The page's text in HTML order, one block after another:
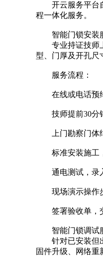
开云服务平台
程一体化服务。
智能门锁安装
专业持证技师
型、门厚及开孔尺
服务流程：
在线或电话预
技师提前30分
上门勘察门
标准安装施工
通电测试，录
现场演示操作
签署验收单，
智能门锁调试
针对已安装但
固件升级、网络重